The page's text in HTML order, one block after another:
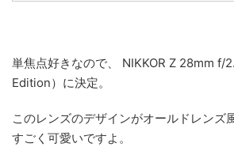
単焦点好きなので、 NIKKOR Z 28mm f/
Edition）に決定。
このレンズのデザインがオールドレンズ
すごく可愛いですよ。